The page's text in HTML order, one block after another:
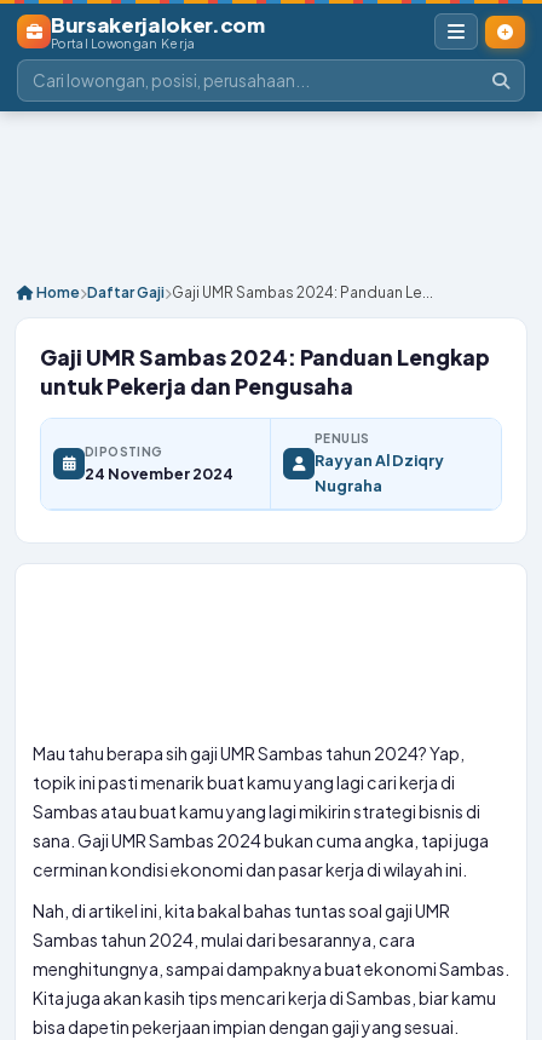
Bursakerjaloker.com
Portal Lowongan Kerja
Home Daftar Gaji Gaji UMR Sambas 2024: Panduan Le...
Gaji UMR Sambas 2024: Panduan Lengkap
untuk Pekerja dan Pengusaha
DIPOSTING
24 November 2024
PENULIS
Rayyan Al Dziqry
Nugraha
Mau tahu berapa sih gaji UMR Sambas tahun 2024? Yap,
topik ini pasti menarik buat kamu yang lagi cari kerja di
Sambas atau buat kamu yang lagi mikirin strategi bisnis di
sana. Gaji UMR Sambas 2024 bukan cuma angka, tapi juga
cerminan kondisi ekonomi dan pasar kerja di wilayah ini.
Nah, di artikel ini, kita bakal bahas tuntas soal gaji UMR
Sambas tahun 2024, mulai dari besarannya, cara
menghitungnya, sampai dampaknya buat ekonomi Sambas.
Kita juga akan kasih tips mencari kerja di Sambas, biar kamu
bisa dapetin pekerjaan impian dengan gaji yang sesuai.